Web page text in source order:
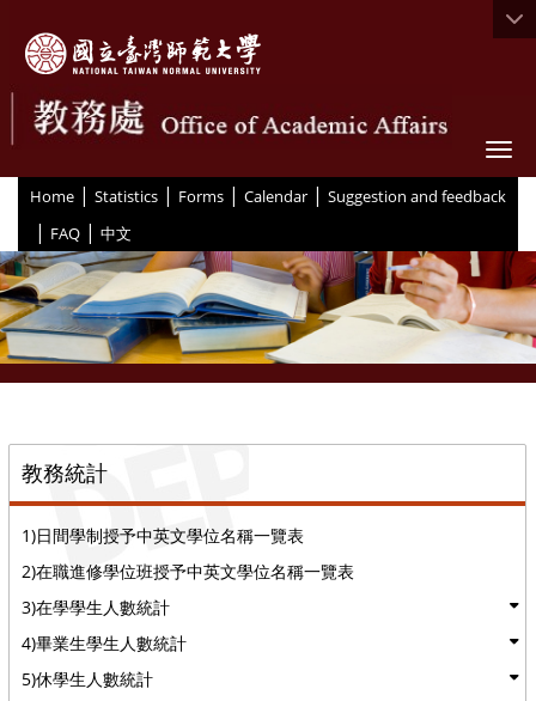
Home | Statistics | Forms | Calendar | Suggestion and feedback
| FAQ | 中文
教務統計
1)日間學制授予中英文學位名稱一覽表
2)在職進修學位班授予中英文學位名稱一覽表
3)在學學生人數統計
4)畢業生學生人數統計
5)休學生人數統計